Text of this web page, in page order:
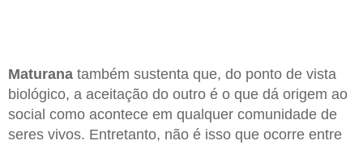
Maturana também sustenta que, do ponto de vista
biológico, a aceitação do outro é o que dá origem ao
social como acontece em qualquer comunidade de
seres vivos. Entretanto, não é isso que ocorre entre